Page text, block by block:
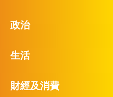
政治
生活
財經及消費